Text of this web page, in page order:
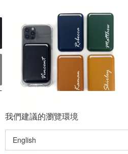
【カスタマイズ】【カスタム書道
名】iPhone磁気カードホルダー（携
帯ケース付き）
Bagguys
我們建議的瀏覽環境